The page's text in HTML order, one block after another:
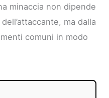
minaccia non dipende
ma dalla
comuni in modo